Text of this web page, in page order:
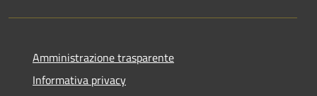
Amministrazione trasparente
Informativa privacy